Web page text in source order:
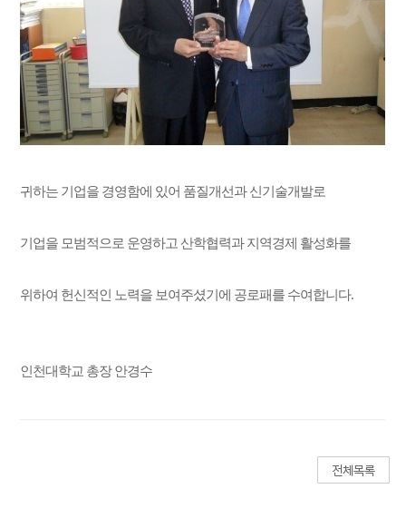
귀하는 기업을 경영함에 있어 품질개선과 신기술개발로
기업을 모범적으로 운영하고 산학협력과 지역경제 활성화를
위하여 헌신적인 노력을 보여주셨기에 공로패를 수여합니다.
인천대학교 총장 안경수